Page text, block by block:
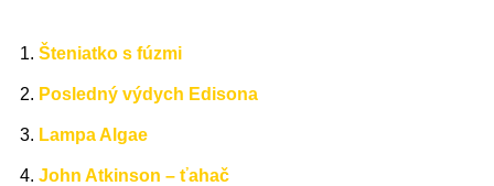
Šteniatko s fúzmi
Posledný výdych Edisona
Lampa Algae
John Atkinson – ťahač